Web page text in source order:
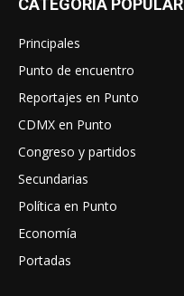
Principales
Punto de encuentro
Reportajes en Punto
CDMX en Punto
Congreso y partidos
Secundarias
Política en Punto
Economía
Portadas